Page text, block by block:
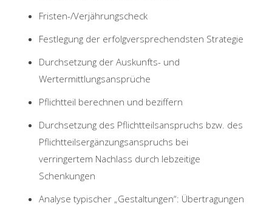
Fristen-/Verjährungscheck
Festlegung der erfolgversprechendsten Strategie
Durchsetzung der Auskunfts- und
Wertermittlungsansprüche
Pflichtteil berechnen und beziffern
Durchsetzung des Pflichtteilsanspruchs bzw. des
Pflichtteilsergänzungsanspruchs bei
verringertem Nachlass durch lebzeitige
Schenkungen
Analyse typischer „Gestaltungen“: Übertragungen